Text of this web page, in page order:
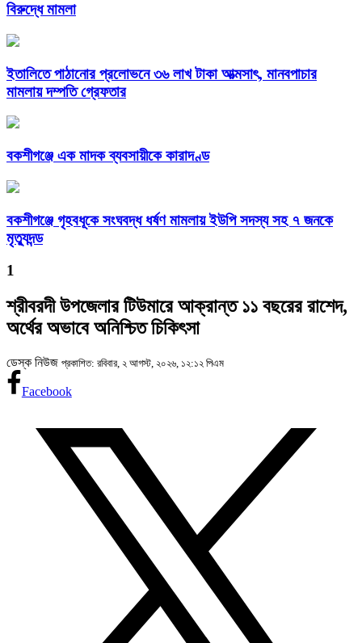
বিরুদ্ধে মামলা
ইতালিতে পাঠানোর প্রলোভনে ৩৬ লাখ টাকা আত্মসাৎ, মানবপাচার
মামলায় দম্পতি গ্রেফতার
বকশীগঞ্জে এক মাদক ব্যবসায়ীকে কারাদণ্ড
বকশীগঞ্জে গৃহবধূকে সংঘবদ্ধ ধর্ষণ মামলায় ইউপি সদস্য সহ ৭ জনকে
মৃত্যুদন্ড
1
শ্রীবরদী উপজেলার টিউমারে আক্রান্ত ১১ বছরের রাশেদ,
অর্থের অভাবে অনিশ্চিত চিকিৎসা
ডেস্ক নিউজ প্রকাশিত: রবিবার, ২ আগস্ট, ২০২৬, ১২:১২ পিএম
Facebook